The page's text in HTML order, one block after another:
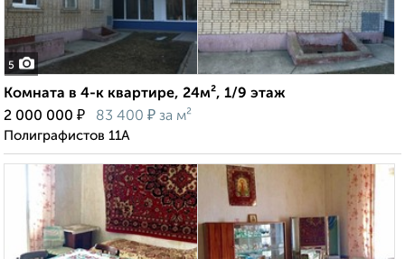
5
Комната в 4-к квартире, 24м², 1/9 этаж
2 000 000 ₽ 83 400 ₽ за м²
Полиграфистов 11А